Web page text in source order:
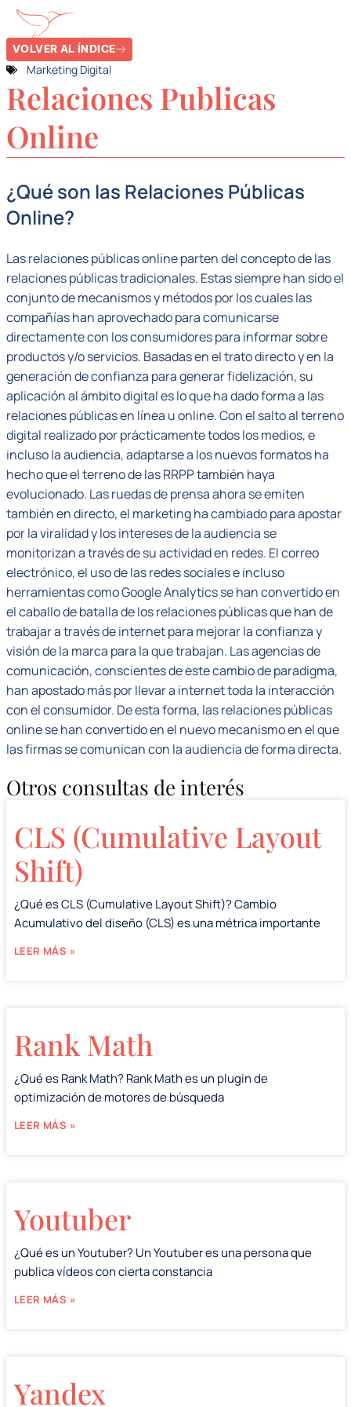
VOLVER AL ÍNDICE
Marketing Digital
Relaciones Publicas
Online
¿Qué son las Relaciones Públicas
Online?
Las relaciones públicas online parten del concepto de las
relaciones públicas tradicionales. Estas siempre han sido el
conjunto de mecanismos y métodos por los cuales las
compañías han aprovechado para comunicarse
directamente con los consumidores para informar sobre
productos y/o servicios. Basadas en el trato directo y en la
generación de confianza para generar fidelización, su
aplicación al ámbito digital es lo que ha dado forma a las
relaciones públicas en línea u online. Con el salto al terreno
digital realizado por prácticamente todos los medios, e
incluso la audiencia, adaptarse a los nuevos formatos ha
hecho que el terreno de las RRPP también haya
evolucionado. Las ruedas de prensa ahora se emiten
también en directo, el marketing ha cambiado para apostar
por la viralidad y los intereses de la audiencia se
monitorizan a través de su actividad en redes. El correo
electrónico, el uso de las redes sociales e incluso
herramientas como Google Analytics se han convertido en
el caballo de batalla de los relaciones públicas que han de
trabajar a través de internet para mejorar la confianza y
visión de la marca para la que trabajan. Las agencias de
comunicación, conscientes de este cambio de paradigma,
han apostado más por llevar a internet toda la interacción
con el consumidor. De esta forma, las relaciones públicas
online se han convertido en el nuevo mecanismo en el que
las firmas se comunican con la audiencia de forma directa.
Otros consultas de interés
CLS (Cumulative Layout
Shift)
¿Qué es CLS (Cumulative Layout Shift)? Cambio
Acumulativo del diseño (CLS) es una métrica importante
LEER MÁS »
Rank Math
¿Qué es Rank Math? Rank Math es un plugin de
optimización de motores de búsqueda
LEER MÁS »
Youtuber
¿Qué es un Youtuber? Un Youtuber es una persona que
publica vídeos con cierta constancia
LEER MÁS »
Yandex